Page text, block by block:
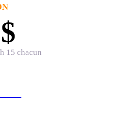
15 chacun